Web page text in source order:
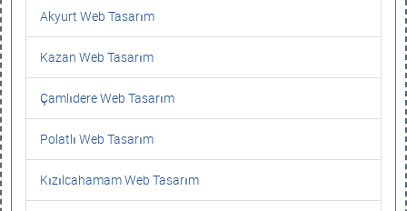
Akyurt Web Tasarım
Kazan Web Tasarım
Çamlıdere Web Tasarım
Polatlı Web Tasarım
Kızılcahamam Web Tasarım